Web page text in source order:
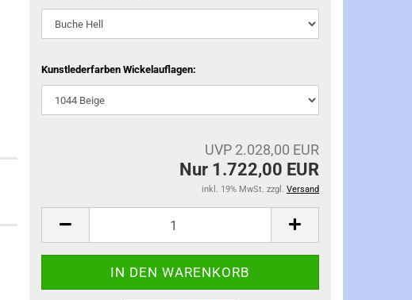
Kunstlederfarben Wickelauflagen:
UVP 2.028,00 EUR
Nur 1.722,00 EUR
inkl. 19% MwSt. zzgl. Versand